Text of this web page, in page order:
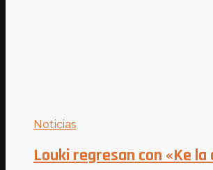
Noticias
Louki regresan con «Ke